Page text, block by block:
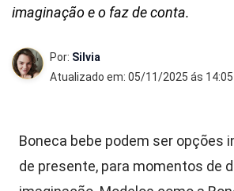
imaginação e o faz de conta.
Por: Silvia
Atualizado em: 05/11/2025 ás 14:05
Boneca bebe podem ser opções
de presente, para momentos de